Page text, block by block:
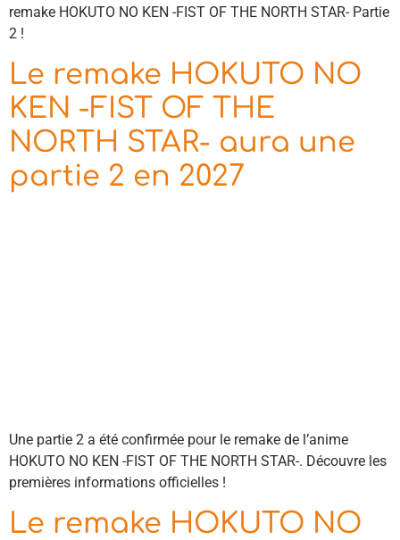
remake HOKUTO NO KEN -FIST OF THE NORTH STAR- Partie
2 !
Le remake HOKUTO NO
KEN -FIST OF THE
NORTH STAR- aura une
partie 2 en 2027
Une partie 2 a été confirmée pour le remake de l’anime
HOKUTO NO KEN -FIST OF THE NORTH STAR-. Découvre les
premières informations officielles !
Le remake HOKUTO NO